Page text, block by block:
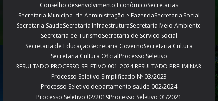
Conselho desenvolvimento EconômicoSecretarias
Secretaria Municipal de Administração e FazendaSecretaria Social
Secretaria SaúdeSecretaria InfraestruturaSecretaria Meio Ambiente
Secretaria de TurismoSecretaria de Serviço Social
Secretaria de EducaçãoSecretaria GovernoSecretaria Cultura
Secretaria Cultura OficialProcesso Seletivo
RESULTADO PROCESSO SELETIVO 001-2024 RESULTADO PRELIMINAR
Processo Seletivo Simplificado Nº 03/2023
Processo Seletivo departamento saúde 002/2024
Processo Seletivo 02/2019Processo Seletivo 01/2021